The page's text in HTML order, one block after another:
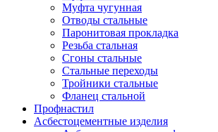
Муфта чугунная
Отводы стальные
Паронитовая прокладка
Резьба стальная
Сгоны стальные
Стальные переходы
Тройники стальные
Фланец стальной
Профнастил
Асбестоцементные изделия